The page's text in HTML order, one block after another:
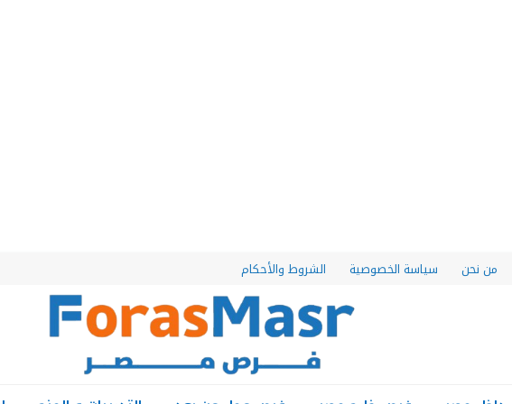
من نحن سياسة الخصوصية الشروط والأحكام